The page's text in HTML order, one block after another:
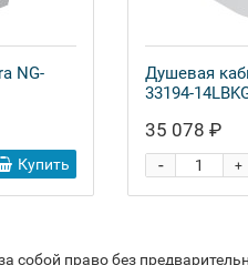
NG-
Купить
Душевая
33194-
35 078 ₽
+
-
собой право без